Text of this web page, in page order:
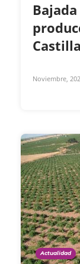
Noviembre,
Actualidad